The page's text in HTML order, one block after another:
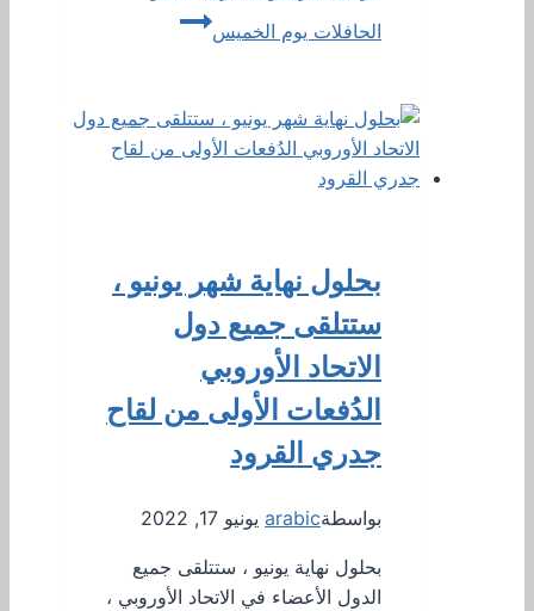
الحافلات يوم الخميس
بحلول نهاية شهر يونيو ،
ستتلقى جميع دول
الاتحاد الأوروبي
الدُفعات الأولى من لقاح
جدري القرود
بواسطةarabic يونيو 17, 2022
بحلول نهاية يونيو ، ستتلقى جميع
الدول الأعضاء في الاتحاد الأوروبي ،